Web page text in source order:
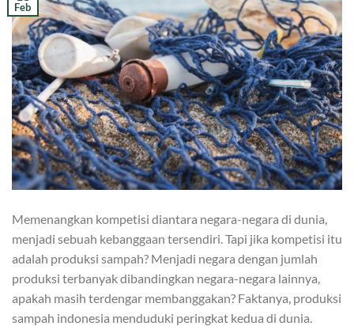
Feb
Memenangkan kompetisi diantara negara-negara di dunia,
menjadi sebuah kebanggaan tersendiri. Tapi jika kompetisi itu
adalah produksi sampah? Menjadi negara dengan jumlah
produksi terbanyak dibandingkan negara-negara lainnya,
apakah masih terdengar membanggakan? Faktanya, produksi
sampah indonesia menduduki peringkat kedua di dunia.